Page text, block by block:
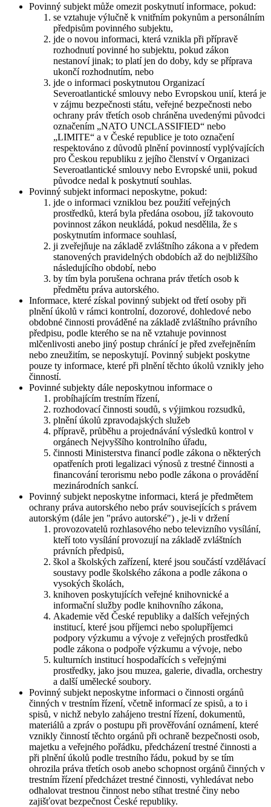
Povinný subjekt může omezit poskytnutí informace, pokud:
se vztahuje výlučně k vnitřním pokynům a personálním
předpisům povinného subjektu,
jde o novou informaci, která vznikla při přípravě
rozhodnutí povinné ho subjektu, pokud zákon
nestanoví jinak; to platí jen do doby, kdy se příprava
ukončí rozhodnutím, nebo
jde o informaci poskytnutou Organizací
Severoatlantické smlouvy nebo Evropskou unií, která je
v zájmu bezpečnosti státu, veřejné bezpečnosti nebo
ochrany práv třetích osob chráněna uvedenými původci
označením „NATO UNCLASSIFIED“ nebo
„LIMITE“ a v České republice je toto označení
respektováno z důvodů plnění povinností vyplývajících
pro Českou republiku z jejího členství v Organizaci
Severoatlantické smlouvy nebo Evropské unii, pokud
původce nedal k poskytnutí souhlas.
Povinný subjekt informaci neposkytne, pokud:
jde o informaci vzniklou bez použití veřejných
prostředků, která byla předána osobou, jíž takovouto
povinnost zákon neukládá, pokud nesdělila, že s
poskytnutím informace souhlasí,
ji zveřejňuje na základě zvláštního zákona a v předem
stanovených pravidelných obdobích až do nejbližšího
následujícího období, nebo
by tím byla porušena ochrana práv třetích osob k
předmětu práva autorského.
Informace, které získal povinný subjekt od třetí osoby při
plnění úkolů v rámci kontrolní, dozorové, dohledové nebo
obdobné činnosti prováděné na základě zvláštního právního
předpisu, podle kterého se na ně vztahuje povinnost
mlčenlivosti anebo jiný postup chránící je před zveřejněním
nebo zneužitím, se neposkytují. Povinný subjekt poskytne
pouze ty informace, které při plnění těchto úkolů vznikly jeho
činností.
Povinné subjekty dále neposkytnou informace o
probíhajícím trestním řízení,
rozhodovací činnosti soudů, s výjimkou rozsudků,
plnění úkolů zpravodajských služeb
přípravě, průběhu a projednávání výsledků kontrol v
orgánech Nejvyššího kontrolního úřadu,
činnosti Ministerstva financí podle zákona o některých
opatřeních proti legalizaci výnosů z trestné činnosti a
financování terorismu nebo podle zákona o provádění
mezinárodních sankcí.
Povinný subjekt neposkytne informaci, která je předmětem
ochrany práva autorského nebo práv souvisejících s právem
autorským (dále jen "právo autorské") , je-li v držení
provozovatelů rozhlasového nebo televizního vysílání,
kteří toto vysílání provozují na základě zvláštních
právních předpisů,
škol a školských zařízení, které jsou součástí vzdělávací
soustavy podle školského zákona a podle zákona o
vysokých školách,
knihoven poskytujících veřejné knihovnické a
informační služby podle knihovního zákona,
Akademie věd České republiky a dalších veřejných
institucí, které jsou příjemci nebo spolupříjemci
podpory výzkumu a vývoje z veřejných prostředků
podle zákona o podpoře výzkumu a vývoje, nebo
kulturních institucí hospodařících s veřejnými
prostředky, jako jsou muzea, galerie, divadla, orchestry
a další umělecké soubory.
Povinný subjekt neposkytne informaci o činnosti orgánů
činných v trestním řízení, včetně informací ze spisů, a to i
spisů, v nichž nebylo zahájeno trestní řízení, dokumentů,
materiálů a zpráv o postupu při prověřování oznámení, které
vznikly činností těchto orgánů při ochraně bezpečnosti osob,
majetku a veřejného pořádku, předcházení trestné činnosti a
při plnění úkolů podle trestního řádu, pokud by se tím
ohrozila práva třetích osob anebo schopnost orgánů činných v
trestním řízení předcházet trestné činnosti, vyhledávat nebo
odhalovat trestnou činnost nebo stíhat trestné činy nebo
zajišťovat bezpečnost České republiky.